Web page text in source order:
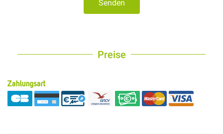
Senden
Preise
Zahlungsart